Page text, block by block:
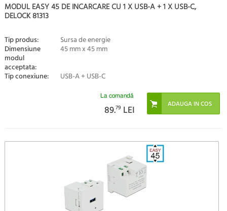
MODUL EASY 45 DE INCARCARE CU 1 X USB-A + 1 X USB-C,
DELOCK 81313
Tip produs: Sursa de energie
Dimensiune
modul
acceptata:
45 mm x 45 mm
Tip conexiune: USB-A + USB-C
La comandă
89.79 LEI